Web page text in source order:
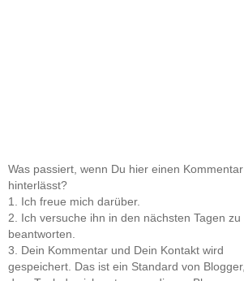
Was passiert, wenn Du hier einen Kommentar
hinterlässt?
1. Ich freue mich darüber.
2. Ich versuche ihn in den nächsten Tagen zu
beantworten.
3. Dein Kommentar und Dein Kontakt wird
gespeichert. Das ist ein Standard von Blogger,